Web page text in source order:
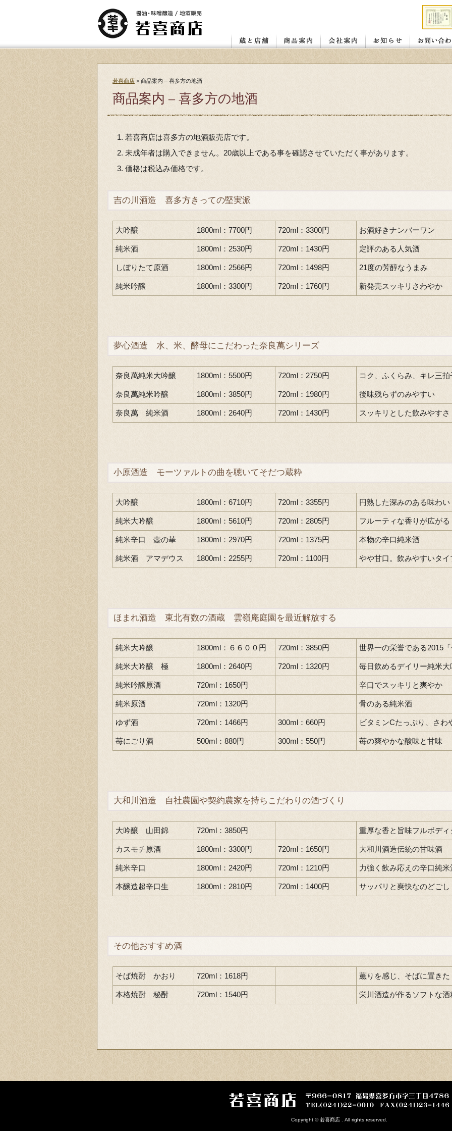
若喜商店 > 商品案内 – 喜多方の地酒
商品案内 – 喜多方の地酒
若喜商店は喜多方の地酒販売店です。
未成年者は購入できません。20歳以上である事を確認させていただく事があります。
価格は税込み価格です。
吉の川酒造 喜多方きっての堅実派
大吟醸 1800ml：7700円 720ml：3300円 お酒好きナンバーワン
純米酒 1800ml：2530円 720ml：1430円 定評のある人気酒
しぼりたて原酒 1800ml：2566円 720ml：1498円 21度の芳醇なうまみ
純米吟醸 1800ml：3300円 720ml：1760円 新発売スッキリさわやか
夢心酒造 水、米、酵母にこだわった奈良萬シリーズ
奈良萬純米大吟醸 1800ml：5500円 720ml：2750円 コク、ふくらみ、キレ三拍
奈良萬純米吟醸 1800ml：3850円 720ml：1980円 後味残らずのみやすい
奈良萬 純米酒 1800ml：2640円 720ml：1430円 スッキリとした飲みやすさ
小原酒造 モーツァルトの曲を聴いてそだつ蔵粋
大吟醸 1800ml：6710円 720ml：3355円 円熟した深みのある味わい
純米大吟醸 1800ml：5610円 720ml：2805円 フルーティな香りが広がる
純米辛口 壺の華 1800ml：2970円 720ml：1375円 本物の辛口純米酒
純米酒 アマデウス 1800ml：2255円 720ml：1100円 やや甘口。飲みやすいタイ
ほまれ酒造 東北有数の酒蔵 雲嶺庵庭園を最近解放する
純米大吟醸 1800ml：６６００円 720ml：3850円 世界一の栄誉である2015
純米大吟醸 極 1800ml：2640円 720ml：1320円 毎日飲めるデイリー純米大
純米吟醸原酒 720ml：1650円 辛口でスッキリと爽やか
純米原酒 720ml：1320円 骨のある純米酒
ゆず酒 720ml：1466円 300ml：660円 ビタミンCたっぷり、さわ
苺にごり酒 500ml：880円 300ml：550円 苺の爽やかな酸味と甘味
大和川酒造 自社農園や契約農家を持ちこだわりの酒づくり
大吟醸 山田錦 720ml：3850円 重厚な香と旨味フルボディ
カスモチ原酒 1800ml：3300円 720ml：1650円 大和川酒造伝統の甘味酒
純米辛口 1800ml：2420円 720ml：1210円 力強く飲み応えの辛口純米
本醸造超辛口生 1800ml：2810円 720ml：1400円 サッパリと爽快なのどごし
その他おすすめ酒
そば焼酎 かおり 720ml：1618円 薫りを感じ、そばに置きた
本格焼酎 秘酎 720ml：1540円 栄川酒造が作るソフトな酒
Copyright © 若喜商店 . All rights reserved.